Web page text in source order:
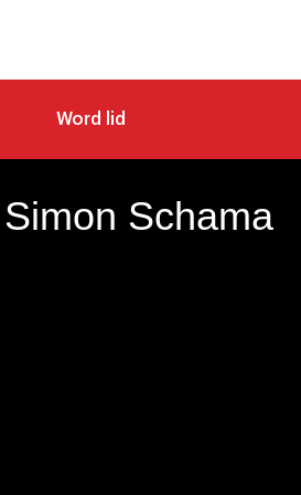
Word lid
Schama